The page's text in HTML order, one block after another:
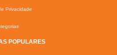
Privacidade
POPULARES